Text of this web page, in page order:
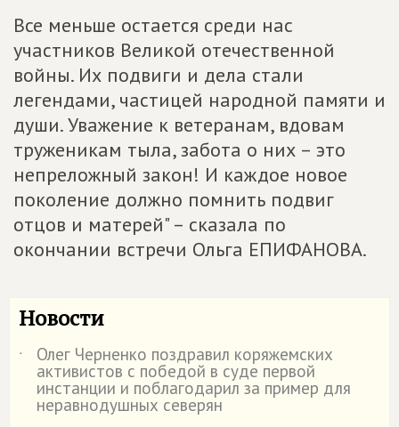
Все меньше остается среди нас
участников Великой отечественной
войны. Их подвиги и дела стали
легендами, частицей народной памяти и
души. Уважение к ветеранам, вдовам
труженикам тыла, забота о них – это
непреложный закон! И каждое новое
поколение должно помнить подвиг
отцов и матерей" – сказала по
окончании встречи Ольга ЕПИФАНОВА.
Новости
˙ Олег Черненко поздравил коряжемских
активистов с победой в суде первой
инстанции и поблагодарил за пример для
неравнодушных северян